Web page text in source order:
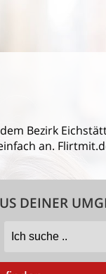
Bezirk
an.
DEINER